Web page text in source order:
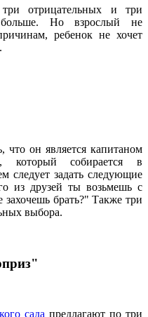
три отрицательных и три
Но взрослый не
ребенок не хочет
что он является капитаном
который собирается в
следует задать следующие
из друзей ты возьмешь с
захочешь брать?" Также три
выбора.
садапредлагают по три